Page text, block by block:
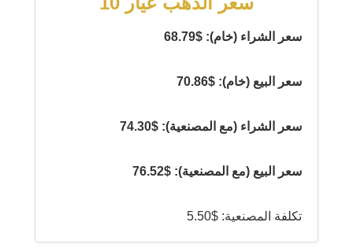
سعر الشراء (خام): $68.79
سعر البيع (خام): $70.86
سعر الشراء (مع المصنعية): $74.30
سعر البيع (مع المصنعية): $76.52
تكلفة المصنعية: $5.50